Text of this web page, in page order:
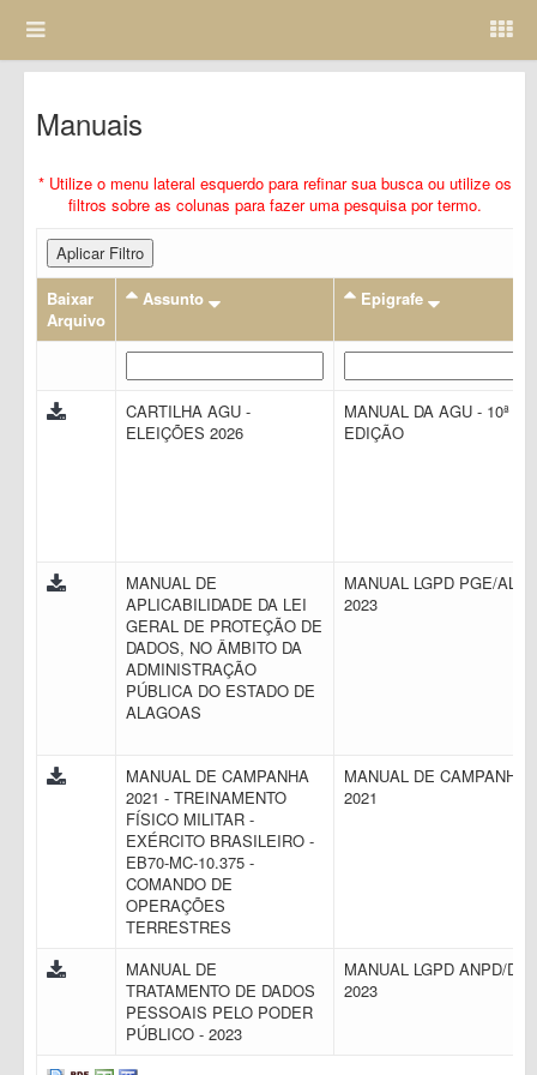
Manuais
* Utilize o menu lateral esquerdo para refinar sua busca ou utilize os
filtros sobre as colunas para fazer uma pesquisa por termo.
Aplicar Filtro
Baixar
Arquivo
Assunto Epigrafe
CARTILHA AGU -
ELEIÇÕES 2026
MANUAL DA AGU - 10ª
EDIÇÃO
MANUAL DE
APLICABILIDADE DA LEI
GERAL DE PROTEÇÃO DE
DADOS, NO ÂMBITO DA
ADMINISTRAÇÃO
PÚBLICA DO ESTADO DE
ALAGOAS
MANUAL LGPD PGE/AL
2023
MANUAL DE CAMPANHA
2021 - TREINAMENTO
FÍSICO MILITAR -
EXÉRCITO BRASILEIRO -
EB70-MC-10.375 -
COMANDO DE
OPERAÇÕES
TERRESTRES
MANUAL DE CAMPANHA
2021
MANUAL DE
TRATAMENTO DE DADOS
PESSOAIS PELO PODER
PÚBLICO - 2023
MANUAL LGPD ANPD/DF
2023